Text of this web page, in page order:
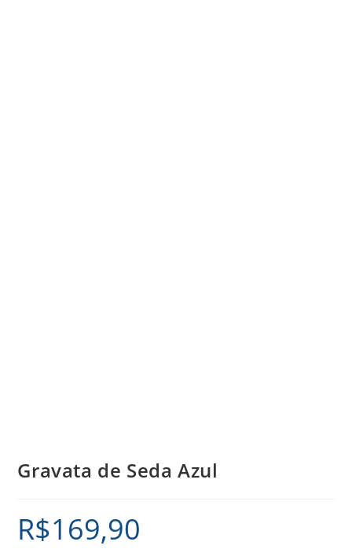
Gravata de Seda Azul
R$169,90